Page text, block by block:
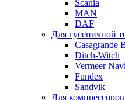
Scania
MAN
DAF
Для гусеничной
Casagrande
Ditch-Witch
Vermeer
Fundex
Sandvik
Для компрессоров